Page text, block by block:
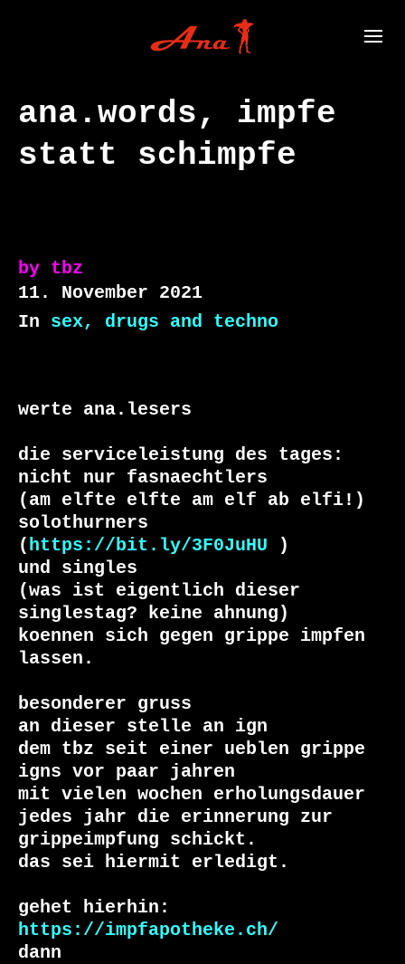
ana.words, impfe
statt schimpfe
by tbz
11. November 2021
In sex, drugs and techno
werte ana.lesers
die serviceleistung des tages:
nicht nur fasnaechtlers
(am elfte elfte am elf ab elfi!)
solothurners
( https://bit.ly/3F0JuHU )
und singles
(was ist eigentlich dieser
singlestag? keine ahnung)
koennen sich gegen grippe impfen
lassen.
besonderer gruss
an dieser stelle an ign
dem tbz seit einer ueblen grippe
igns vor paar jahren
mit vielen wochen erholungsdauer
jedes jahr die erinnerung zur
grippeimpfung schickt.
das sei hiermit erledigt.
https://impfapotheke.ch/
dann